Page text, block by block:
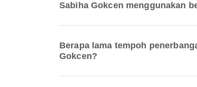
Sabiha Gokcen menggunakan
Berapa lama tempoh
Gokcen?